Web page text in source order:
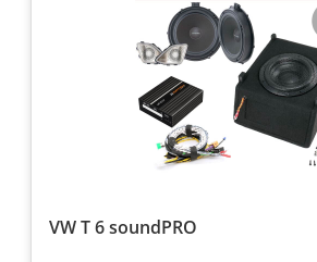
VW T 6 soundPRO